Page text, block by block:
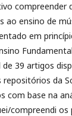
compreender
ao ensino de
em
39 artigos
da
com base na
compreendi os